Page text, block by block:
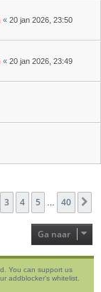
« 20 jan 2026, 23:50
« 20 jan 2026, 23:49
van 40
3 4 5 40
Ga naar
You can support us
addblocker's whitelist.